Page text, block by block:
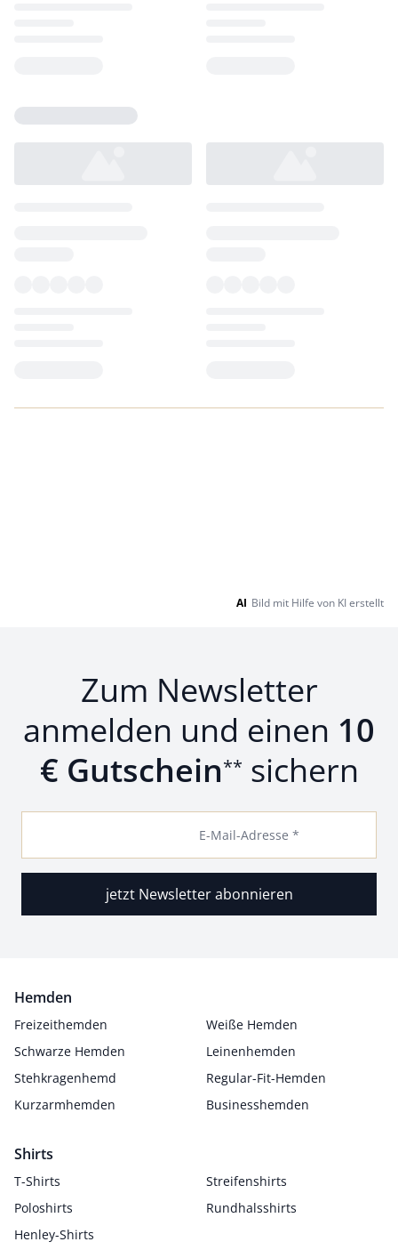
AI Bild mit Hilfe von KI erstellt
Zum Newsletter
anmelden und einen 10
€ Gutschein** sichern
E-Mail-Adresse *
jetzt Newsletter abonnieren
Hemden
Freizeithemden
Weiße Hemden
Schwarze Hemden
Leinenhemden
Stehkragenhemd
Regular-Fit-Hemden
Kurzarmhemden
Businesshemden
Shirts
T-Shirts
Streifenshirts
Poloshirts
Rundhalsshirts
Henley-Shirts